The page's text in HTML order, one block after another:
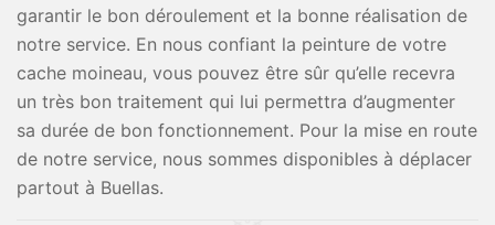
garantir le bon déroulement et la bonne réalisation de
notre service. En nous confiant la peinture de votre
cache moineau, vous pouvez être sûr qu’elle recevra
un très bon traitement qui lui permettra d’augmenter
sa durée de bon fonctionnement. Pour la mise en route
de notre service, nous sommes disponibles à déplacer
partout à Buellas.